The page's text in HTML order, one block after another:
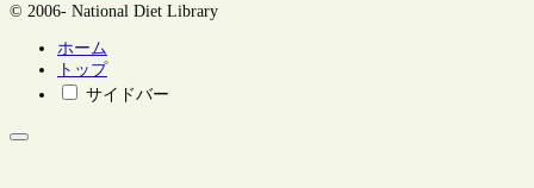
© 2006- National Diet Library
ホーム
トップ
サイドバー